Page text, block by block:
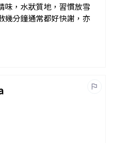
味，水狀質地，習慣放雪
幾分鐘通常都好快謝，亦